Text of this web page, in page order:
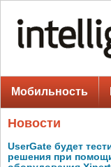
Мобильность
Новости
UserGate будет
решения при